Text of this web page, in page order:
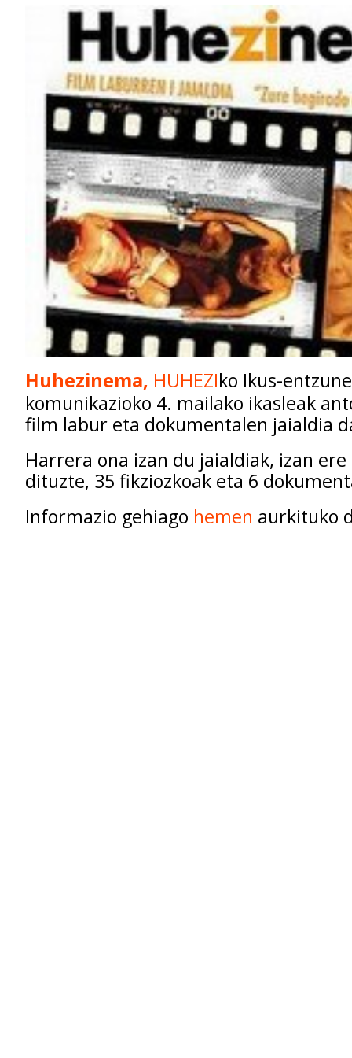
Huhezinema, HUHEZIko Ikus-
komunikazioko 4. mailako ikasleak
film labur eta dokumentalen jaialdia
Harrera ona izan du jaialdiak, izan
dituzte, 35 fikziozkoak eta 6
Informazio gehiago hemen aurkituko